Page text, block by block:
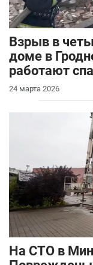
Взрыв в
доме в
работают
24 марта 2026
На СТО в